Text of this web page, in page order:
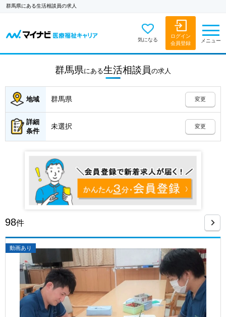
群馬県にある生活相談員の求人
気になる
ログイン
会員登録
メニュー
群馬県にある生活相談員の求人
地域 群馬県 変更
詳細
条件
未選択 変更
98件
動画あり